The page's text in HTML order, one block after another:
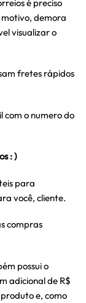
é preciso
demora
visualizar o
fretes rápidos
com o numero do
: )
para
você, cliente.
compras
possui o
adicional de R$
e, como